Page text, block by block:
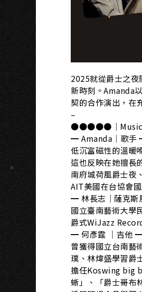
2025就從爵士之
新時刻。Amanda
契的合作演出，在
–
●●●●●｜
━ Amanda｜歌手
低沉富磁性的溫暖
這也反映在她擅長
南府城荷風爵士夜
AIT美國在台協會
━ 林長志｜薩克
國立臺南藝術大學
爵式WiJazz
━ 何彥霆 ｜吉他
曾獲得國立台南藝
璞、林煒盛學習爵
擔任Koswing big
蜥」、「爵士哥布